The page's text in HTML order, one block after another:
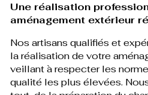
Une réalisation
aménagement extérieur
Nos artisans qualifiés et
la réalisation de votre
veillant à respecter les
qualité les plus élevées.